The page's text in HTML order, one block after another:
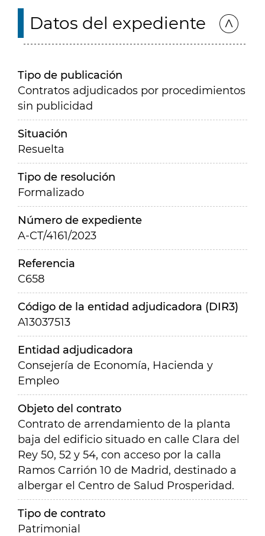
Datos del expediente
Tipo de publicación
Contratos adjudicados por procedimientos
sin publicidad
Situación
Resuelta
Tipo de resolución
Formalizado
Número de expediente
A-CT/4161/2023
Referencia
C658
Código de la entidad adjudicadora (DIR3)
A13037513
Entidad adjudicadora
Consejería de Economía, Hacienda y
Empleo
Objeto del contrato
Contrato de arrendamiento de la planta
baja del edificio situado en calle Clara del
Rey 50, 52 y 54, con acceso por la calla
Ramos Carrión 10 de Madrid, destinado a
albergar el Centro de Salud Prosperidad.
Tipo de contrato
Patrimonial